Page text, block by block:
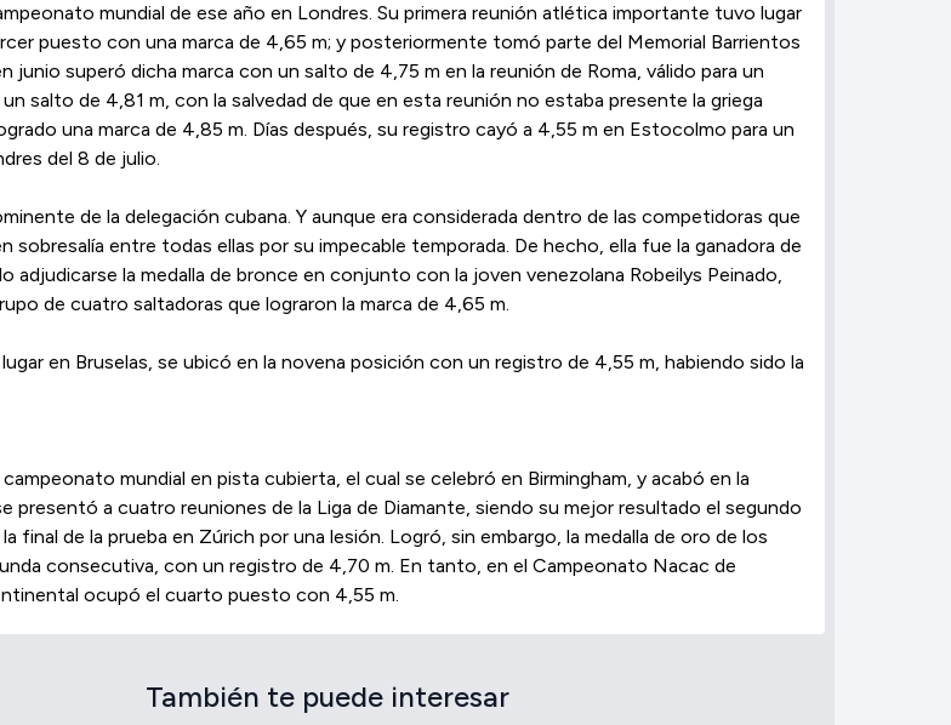
mundial de ese año en Londres. Su primera reunión atlética importante tuvo lugar
puesto con una marca de 4,65 m; y posteriormente tomó parte del Memorial Barrientos
superó dicha marca con un salto de 4,75 m en la reunión de Roma, válido para un
salto de 4,81 m, con la salvedad de que en esta reunión no estaba presente la griega
una marca de 4,85 m. Días después, su registro cayó a 4,55 m en Estocolmo para un
del 8 de julio.
de la delegación cubana. ​Y aunque era considerada dentro de las competidoras que
sobresalía entre todas ellas por su impecable temporada. De hecho, ella fue la ganadora de
la medalla de bronce en conjunto con la joven venezolana Robeilys Peinado,
de cuatro saltadoras que lograron la marca de 4,65 m.
en Bruselas, se ubicó en la novena posición con un registro de 4,55 m, habiendo sido la
mundial en pista cubierta, el cual se celebró en Birmingham, y acabó en la
a cuatro reuniones de la Liga de Diamante, siendo su mejor resultado el segundo
de la prueba en Zúrich por una lesión. Logró, sin embargo, la medalla de oro de los
consecutiva, con un registro de 4,70 m. En tanto, en el Campeonato Nacac de
ocupó el cuarto puesto con 4,55 m.
También te puede interesar